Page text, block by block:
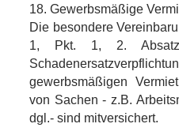
18. Gewerbsmäßige
Die besondere
1, Pkt. 1, 2.
gewerbsmäßigen
von Sachen - z.B.
dgl.- sind mitversichert.